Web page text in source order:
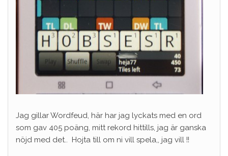
Jag gillar Wordfeud, här har jag lyckats med en ord
som gav 405 poäng, mitt rekord hittills, jag är ganska
nöjd med det.. Hojta till om ni vill spela,, jag vill !!